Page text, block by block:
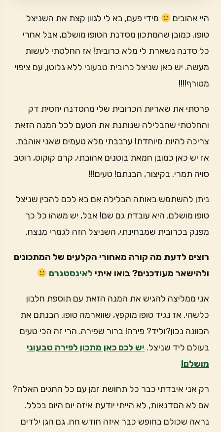
היי אהובים
מידי פעם, בא לי לגוון קצת את השניצל
טופו. כמובן שהמתכון מסדנת הטופו מושלם, אבל אחרי
כל סדנה נשארת לי מלא כרובית! אז החלטתי לעשות
מעשה. יש כאן שניצל כרובית טבעוני ללא גלוטן, עם ציפוי
מטורף!!!!
פרסתי את שאריות הכרובית שלי מהסדנה יחסית דק
והחלטתי שהבלילה שנותנת את הטעם לכל המנה הזאת
צריכה להיות מיוחדת! ערבבתי מלא טעמים שאני אוהבת.
אז יש כאן כמובן חמאת בוטנים אהובתי, קרם קוקוס, רוטב
סויה תמרי. בקיצור, הבנתם! טעים!!!
ניתן להשתמש באותה הבלילה אם בא לכם להכין שניצל
טופו מושלם. היא עובדת גם שם! אבל, יש משהו כל כך
מפנק בכרובית שמבחינתי, השניצל הזה לגמרי מנצח.
רוצים לדעת מה קורה מאחורי הקלעים של המתכונים
ולהישאר מעודכנים? בואו איתי לאינסטגרם
אני ממליצה להגיש את המנה הזאת עם תוספת חלבון
כלשהי. אז נגיד טופו מוקפץ, שווארמה טופו. הבנתם את
הכוונה נכון?וליד? פירה! ברור שפירה. הרי זה הכי טעים
בעולם ליד שניצל. יש לכם כאן מתכון לפירה טבעוני
מושלם!
רק אני איבדתי כבר כל תחושת זמן עם כל החגים האלה?
אם לא הסדנאות, לא הייתי יודעת איזה יום היום בכלל.
נראה שכולם בחופש כבר איזה חודש חח. גם הגן ילדים